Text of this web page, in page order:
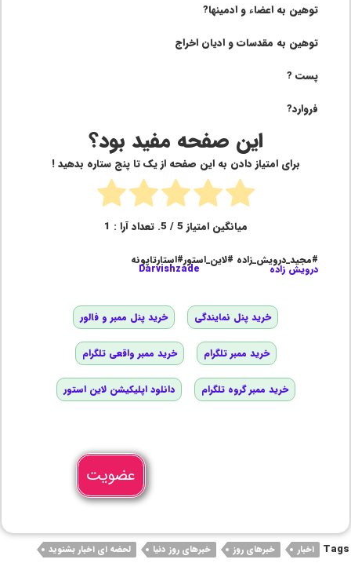
توهین به اعضاء و ادمینها?
توهین به مقدسات و ادیان اخراج
پست ?
فروارد?
این صفحه مفید بود؟
برای امتیاز دادن به این صفحه از یک تا پنج ستاره بدهید !
میانگین امتیاز 5/ 5. تعداد آرا : 1
#مجید_درویش_زاده #لاین_استور#استارتاپونه
درویش زاده Darvishzade
خرید پنل نمایندگی خرید پنل ممبر و فالور
خرید ممبر تلگرام خرید ممبر واقعی تلگرام
خرید ممبر گروه تلگرام دانلود اپلیکیشن لاین استور
عضویت
Tags اخبار خبرهای روز خبرهای روز دنیا لحضه ای اخبار بشنوید